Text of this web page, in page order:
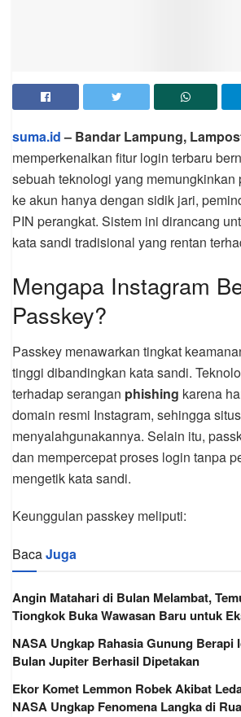
suma.id– Bandar Lampung,
memperkenalkan fitur login terbaru
sebuah teknologi yang memungkinkan
ke akun hanya dengan sidik jari,
PIN perangkat. Sistem ini dirancang
kata sandi tradisional yang rentan
Mengapa Instagram
Passkey?
Passkey menawarkan tingkat
tinggi dibandingkan kata sandi.
terhadap serangan phishing karena
domain resmi Instagram, sehingga
menyalahgunakannya. Selain itu,
dan mempercepat proses login tanpa
mengetik kata sandi.
Keunggulan passkey meliputi:
BacaJuga
Angin Matahari di Bulan Melambat,
Tiongkok Buka Wawasan Baru untuk
NASA Ungkap Rahasia Gunung Berapi
Bulan Jupiter Berhasil Dipetakan
Ekor Komet Lemmon Robek Akibat
NASA Ungkap Fenomena Langka di